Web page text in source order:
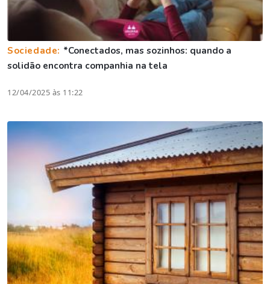
Sociedade: *Conectados, mas sozinhos: quando a
solidão encontra companhia na tela
12/04/2025 às 11:22